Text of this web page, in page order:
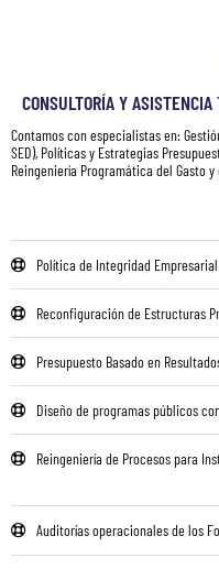
CONSULTORÍA Y ASISTENCIA
Contamos con especialistas en:
SED), Políticas y Estrategias
Reingeniería Programática del Gasto y
Política de Integridad
Reconfiguración de Estructuras
Presupuesto Basado en
Diseño de programas públicos
Reingeniería de Procesos para
Auditorías operacionales de los